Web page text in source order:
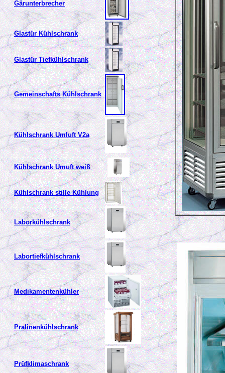
Gärunterbrecher
Glastür Kühlschrank
Glastür Tiefkühlschrank
Gemeinschafts Kühlschrank
Kühlschrank Umluft V2a
Kühlschrank Umuft weiß
Kühlschrank stille Kühlung
Laborkühlschrank
Labortiefkühlschrank
Medikamentenkühler
Pralinenkühlschrank
Prüfklimaschrank